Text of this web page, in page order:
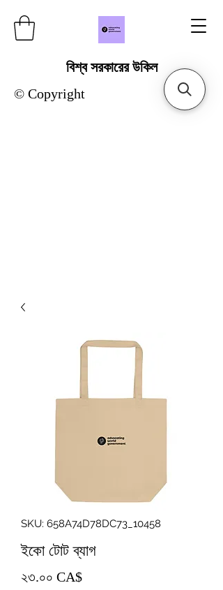
বিশ্ব সরকারের উকিল
© Copyright
SKU: 658A74D78DC73_10458
ইকো টোট ব্যাগ
২৩.০০ CA$Price